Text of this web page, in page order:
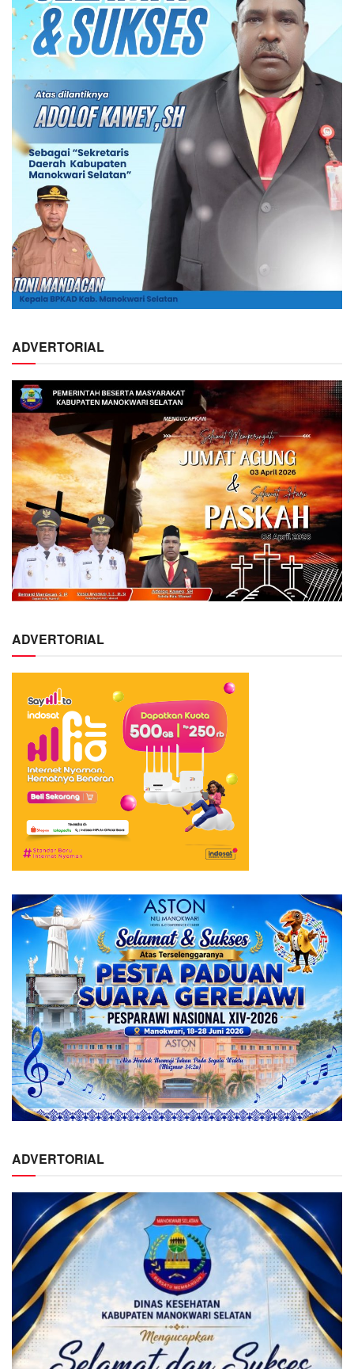
ADVERTORIAL
ADVERTORIAL
ADVERTORIAL